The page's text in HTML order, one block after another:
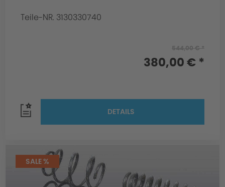
Teile-NR. 3130330740
380,00 € *
DETAILS
SALE %